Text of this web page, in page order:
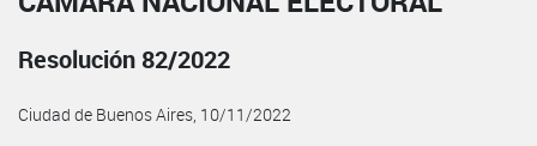
Resolución 82/2022
Ciudad de Buenos Aires, 10/11/2022